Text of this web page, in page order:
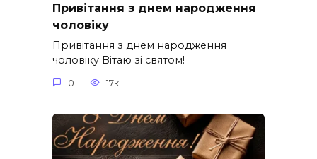
Привітання з днем народження
чоловіку
Привітання з днем народження
чоловіку Вітаю зі святом!
0 17к.